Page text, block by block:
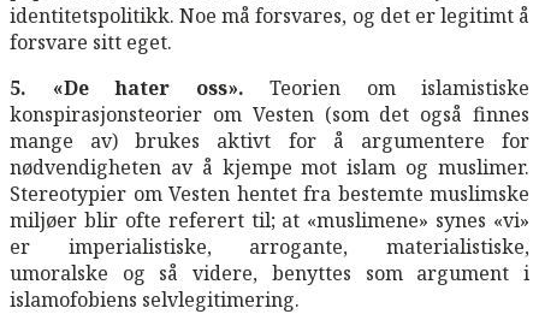
identitetspolitikk. Noe må forsvares, og det er legitimt å
forsvare sitt eget.
5. «De hater oss». Teorien om islamistiske
konspirasjonsteorier om Vesten (som det også finnes
mange av) brukes aktivt for å argumentere for
nødvendigheten av å kjempe mot islam og muslimer.
Stereotypier om Vesten hentet fra bestemte muslimske
miljøer blir ofte referert til; at «muslimene» synes «vi»
er imperialistiske, arrogante, materialistiske,
umoralske og så videre, benyttes som argument i
islamofobiens selvlegitimering.